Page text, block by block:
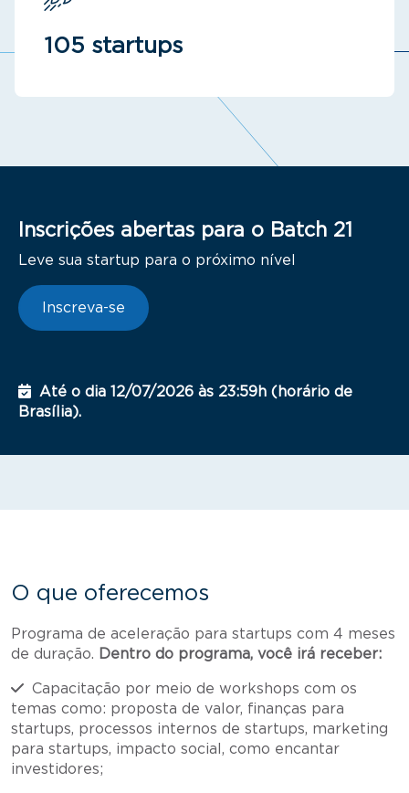
105 startups
Inscrições abertas para o Batch 21
Leve sua startup para o próximo nível
Inscreva-se
Até o dia 12/07/2026 às 23:59h (horário de
Brasília).
O que oferecemos
Programa de aceleração para startups com 4 meses
de duração. Dentro do programa, você irá receber:
Capacitação por meio de workshops com os
temas como: proposta de valor, finanças para
startups, processos internos de startups, marketing
para startups, impacto social, como encantar
investidores;